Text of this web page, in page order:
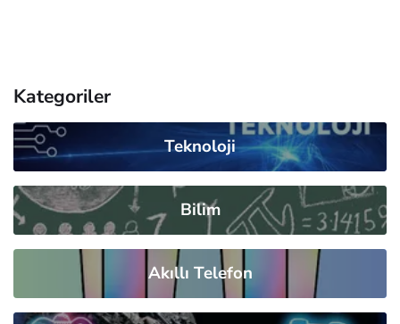
Kategoriler
Teknoloji
Bilim
Akıllı Telefon